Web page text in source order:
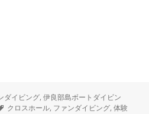
ダイビング,伊良部島ボートダイビン
タ
クロスホール, ファンダイビング,体験